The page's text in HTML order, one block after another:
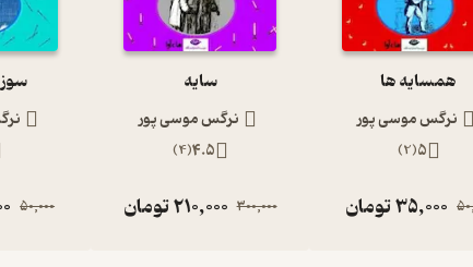
همسایه ها
نرگس موسی پور
5
(
2
)
35,000تومان
سایه
نرگس موسی پور
4.5
(
4
)
300,000
210,000تومان 50,000